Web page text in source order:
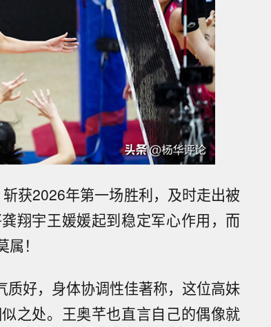
获2026年第一场胜利，及时走出被
翔宇王媛媛起到稳定军心作用，而
！
好，身体协调性佳著称，这位高妹
之处。王奥芊也直言自己的偶像就